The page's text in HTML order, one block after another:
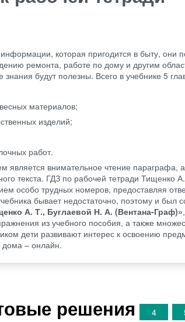
которая пригодится в быту, они
ремонта, работе по дому и другим
будут полезны. Всего в учебнике 5
материалов;
изделий;
работ.
внимательное чтение параграфа,
текста. ГДЗ по рабочей тетради Тищенко
особо трудных номеров, предоставляя
бывает недостаточно, поэтому и был
А. Т., Буглаевой Н. А. (Вентана-Граф)»,
из учебного пособия, а также
дети развивают интерес к освоению
– онлайн.
решения 4